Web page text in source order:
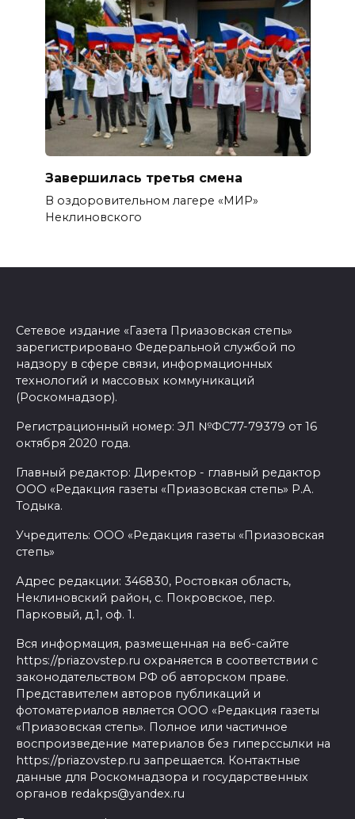
Завершилась третья смена
В оздоровительном лагере «МИР»
Неклиновского
Сетевое издание «Газета Приазовская степь»
зарегистрировано Федеральной службой по
надзору в сфере связи, информационных
технологий и массовых коммуникаций
(Роскомнадзор).
Регистрационный номер: ЭЛ №ФС77-79379 от 16
октября 2020 года.
Главный редактор: Директор - главный редактор
ООО «Редакция газеты «Приазовская степь» Р.А.
Тодыка.
Учредитель: ООО «Редакция газеты «Приазовская
степь»
Адрес редакции: 346830, Ростовкая область,
Неклиновский район, с. Покровское, пер.
Парковый, д.1, оф. 1.
Вся информация, размещенная на веб-сайте
https://priazovstep.ru охраняется в соответствии с
законодательством РФ об авторском праве.
Представителем авторов публикаций и
фотоматериалов является ООО «Редакция газеты
«Приазовская степь». Полное или частичное
воспроизведение материалов без гиперссылки на
https://priazovstep.ru запрещается. Контактные
данные для Роскомнадзора и государственных
органов redakps@yandex.ru